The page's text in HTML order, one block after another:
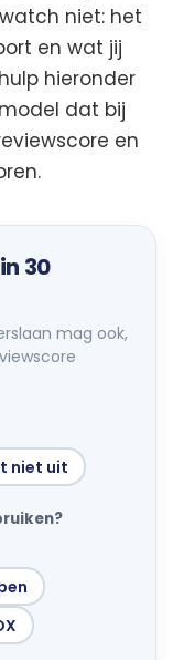
niet: het
en wat jij
hieronder
dat bij
en
30
mag ook,
niet uit